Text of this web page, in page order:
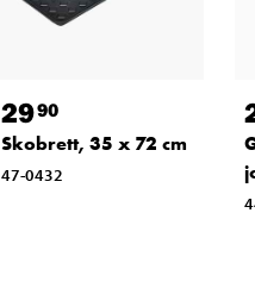
2990
Skobrett, 35 x 72 cm
47-0432